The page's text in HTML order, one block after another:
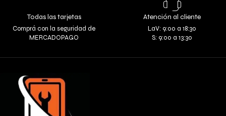
Todas las tarjetas
Comprá con la seguridad de
MERCADOPAGO
Atención al cliente
LaV: 9:00 a 18:30
S: 9:00 a 13:30